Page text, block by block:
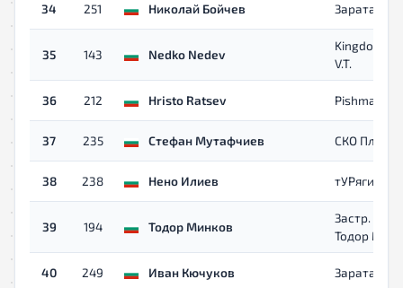
34 251 Николай Бойчев Зарата
35 143 Nedko Nedev
Kingdom
V.T.
36 212 Hristo Ratsev
37 235 Стефан Мутафчиев СКО
38 238 Нено Илиев тУРягиТи
39 194 Тодор Минков
Застр.
Тодор
40 249 Иван Кючуков Зарата